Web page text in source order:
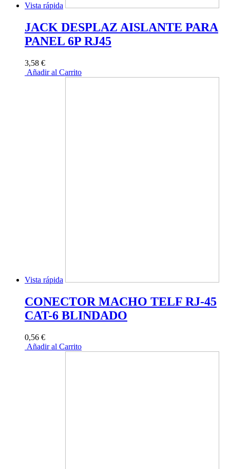
Vista rápida
JACK DESPLAZ AISLANTE PARA
PANEL 6P RJ45
3,58 €
Añadir al Carrito
Vista rápida
CONECTOR MACHO TELF RJ-45
CAT-6 BLINDADO
0,56 €
Añadir al Carrito